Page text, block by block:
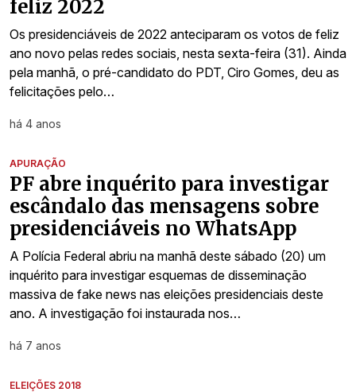
feliz 2022
Os presidenciáveis de 2022 anteciparam os votos de feliz
ano novo pelas redes sociais, nesta sexta-feira (31). Ainda
pela manhã, o pré-candidato do PDT, Ciro Gomes, deu as
felicitações pelo…
há 4 anos
APURAÇÃO
PF abre inquérito para investigar
escândalo das mensagens sobre
presidenciáveis no WhatsApp
A Polícia Federal abriu na manhã deste sábado (20) um
inquérito para investigar esquemas de disseminação
massiva de fake news nas eleições presidenciais deste
ano. A investigação foi instaurada nos…
há 7 anos
ELEIÇÕES 2018